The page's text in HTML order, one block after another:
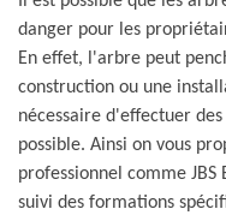
danger pour les
En effet, l'arbre peut
construction ou une
nécessaire d'effectuer
possible. Ainsi on vous
professionnel comme JBS
suivi des formations